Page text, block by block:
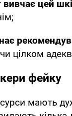
вивчає цей
цілком
фейку
мають